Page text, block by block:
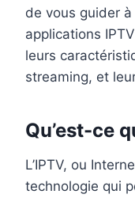
de vous guider
applications
leurs
streaming, et
Qu’est-ce
L’IPTV, ou
technologie qui